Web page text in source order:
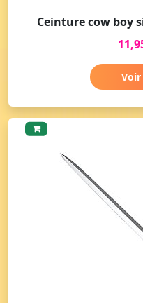
Ceinture cow boy